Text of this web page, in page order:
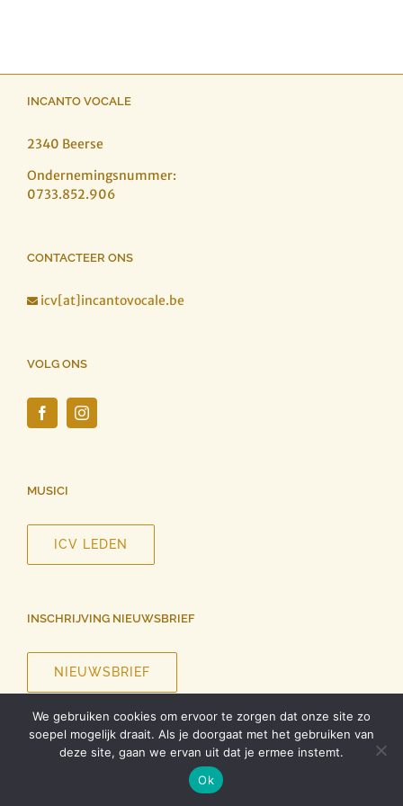
INCANTO VOCALE
2340 Beerse
Ondernemingsnummer:
0733.852.906
CONTACTEER ONS
 icv[at]incantovocale.be
VOLG ONS
MUSICI
ICV LEDEN
INSCHRIJVING NIEUWSBRIEF
NIEUWSBRIEF
2026 InCanto Vocale | Alle rechten voorbehouden |
| Ontwerp website
We gebruiken cookies om ervoor te zorgen dat onze site zo
soepel mogelijk draait. Als je doorgaat met het gebruiken van
deze site, gaan we ervan uit dat je ermee instemt.
Ok